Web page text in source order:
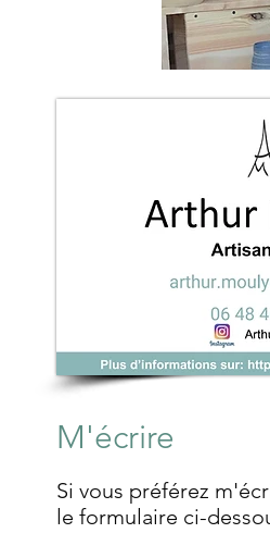
M'écrire
Si vous préférez
le formulaire ci-